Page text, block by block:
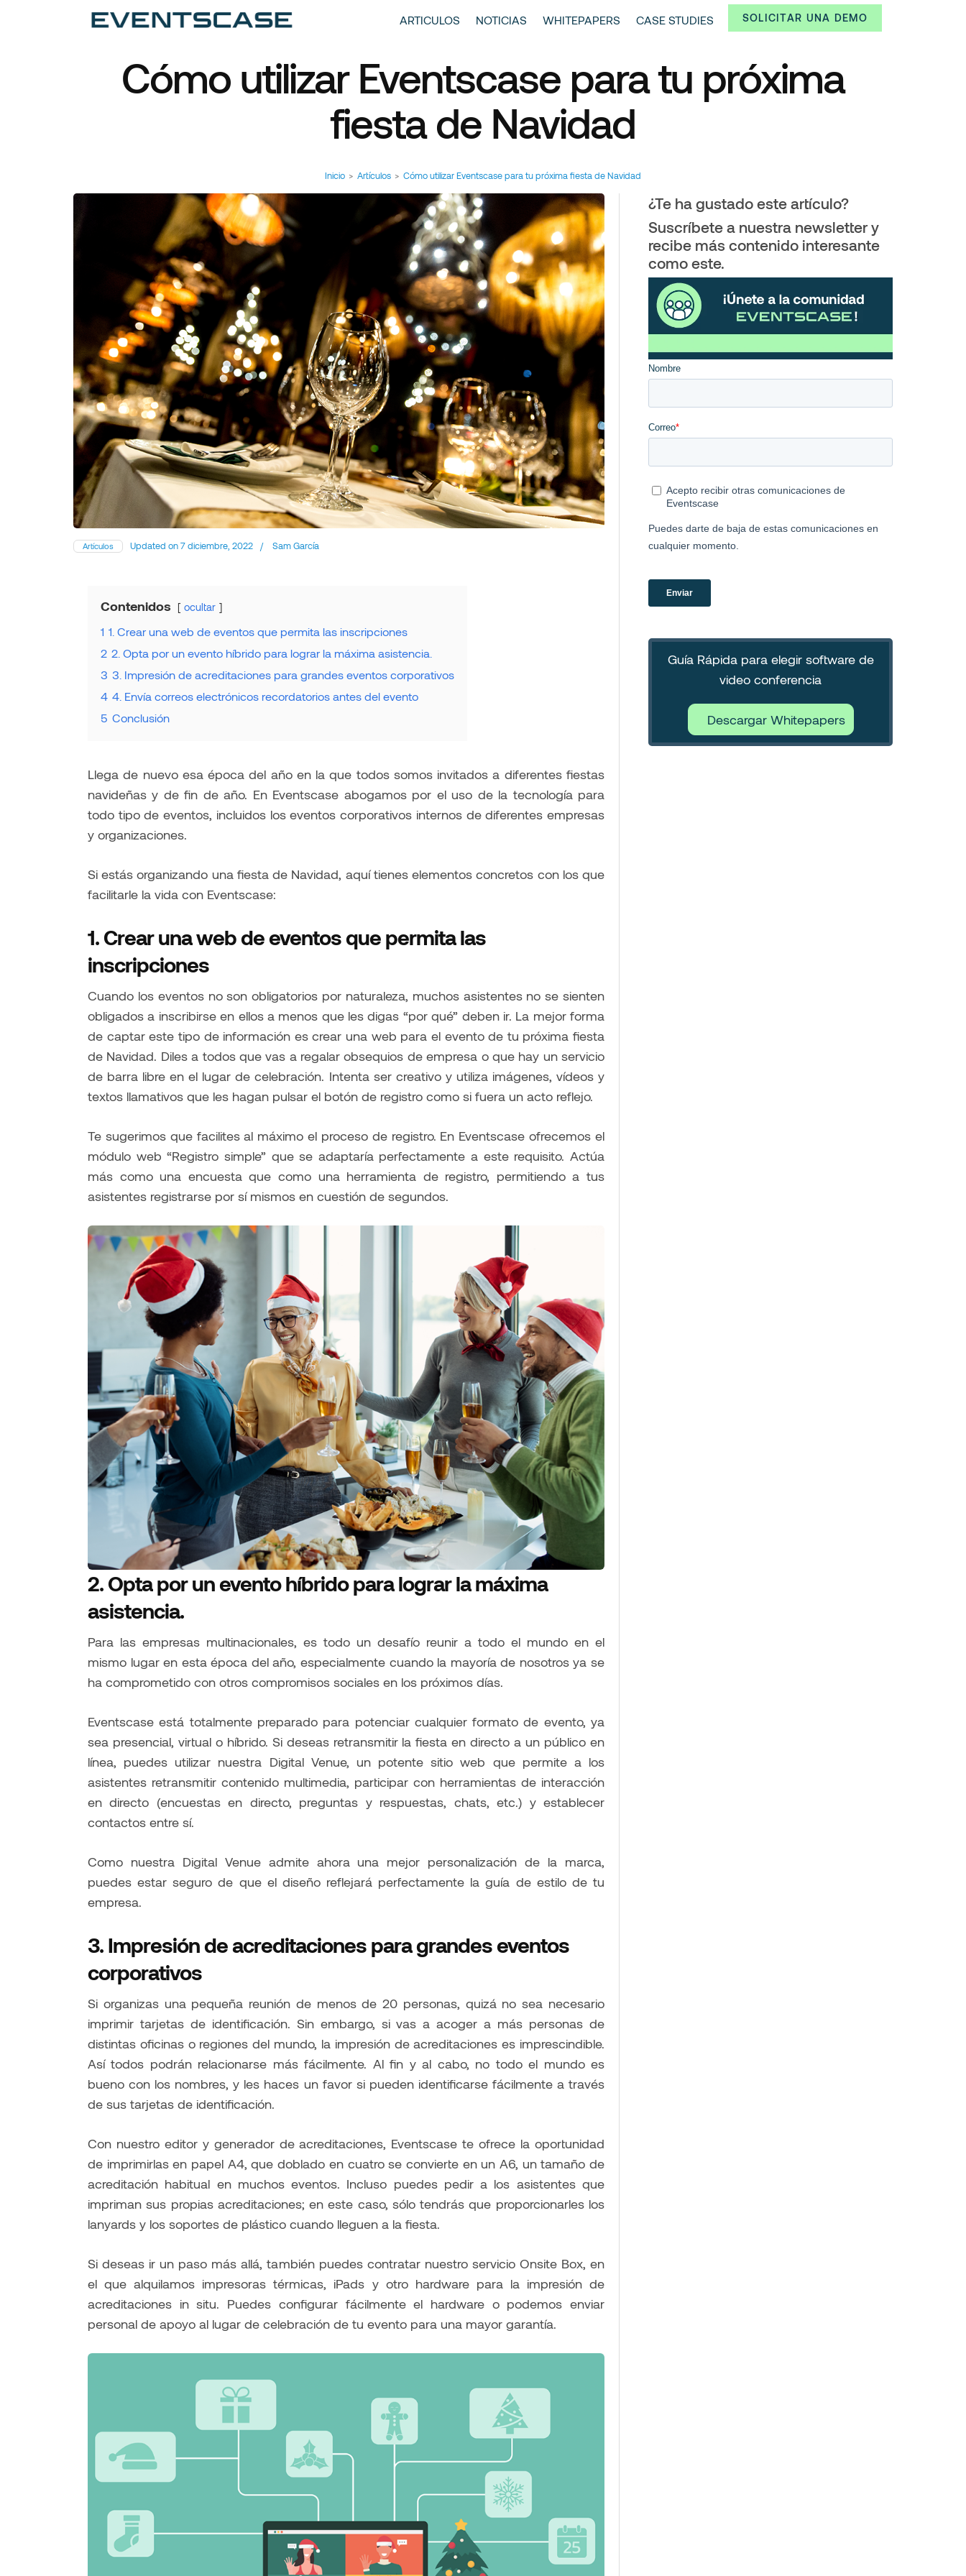
Eventscase | Always Aiming Higher
Artículos y Noticias SOLICITAR UNA DEMO
ARTICULOS NOTICIAS WHITEPAPERS CASE STUDIES
Cómo utilizar Eventscase para tu próxima
fiesta de Navidad
Inicio > Artículos > Cómo utilizar Eventscase para tu próxima fiesta de Navidad
Artículos Updated on7 diciembre, 2022 / Sam García
Contenidos ocultar
1 1. Crear una web de eventos que permita las inscripciones
2 2. Opta por un evento híbrido para lograr la máxima asistencia.
3 3. Impresión de acreditaciones para grandes eventos corporativos
4 4. Envía correos electrónicos recordatorios antes del evento
5 Conclusión
Llega de nuevo esa época del año en la que todos somos invitados a diferentes fiestas
navideñas y de fin de año. En Eventscase abogamos por el uso de la tecnología para
todo tipo de eventos, incluidos los eventos corporativos internos de diferentes empresas
y organizaciones.
Si estás organizando una fiesta de Navidad, aquí tienes elementos concretos con los que
facilitarle la vida con Eventscase:
1. Crear una web de eventos que permita las
inscripciones
Cuando los eventos no son obligatorios por naturaleza, muchos asistentes no se sienten
obligados a inscribirse en ellos a menos que les digas “por qué” deben ir. La mejor forma
de captar este tipo de información es crear una web para el evento de tu próxima fiesta
de Navidad. Diles a todos que vas a regalar obsequios de empresa o que hay un servicio
de barra libre en el lugar de celebración. Intenta ser creativo y utiliza imágenes, vídeos y
textos llamativos que les hagan pulsar el botón de registro como si fuera un acto reflejo.
Te sugerimos que facilites al máximo el proceso de registro. En Eventscase ofrecemos el
módulo web “Registro simple” que se adaptaría perfectamente a este requisito. Actúa
más como una encuesta que como una herramienta de registro, permitiendo a tus
asistentes registrarse por sí mismos en cuestión de segundos.
2. Opta por un evento híbrido para lograr la máxima
asistencia.
Para las empresas multinacionales, es todo un desafío reunir a todo el mundo en el
mismo lugar en esta época del año, especialmente cuando la mayoría de nosotros ya se
ha comprometido con otros compromisos sociales en los próximos días.
Eventscase está totalmente preparado para potenciar cualquier formato de evento, ya
sea presencial, virtual o híbrido. Si deseas retransmitir la fiesta en directo a un público en
línea, puedes utilizar nuestra Digital Venue, un potente sitio web que permite a los
asistentes retransmitir contenido multimedia, participar con herramientas de interacción
en directo (encuestas en directo, preguntas y respuestas, chats, etc.) y establecer
contactos entre sí.
Como nuestra Digital Venue admite ahora una mejor personalización de la marca,
puedes estar seguro de que el diseño reflejará perfectamente la guía de estilo de tu
empresa.
3. Impresión de acreditaciones para grandes eventos
corporativos
Si organizas una pequeña reunión de menos de 20 personas, quizá no sea necesario
imprimir tarjetas de identificación. Sin embargo, si vas a acoger a más personas de
distintas oficinas o regiones del mundo, la impresión de acreditaciones es imprescindible.
Así todos podrán relacionarse más fácilmente. Al fin y al cabo, no todo el mundo es
bueno con los nombres, y les haces un favor si pueden identificarse fácilmente a través
de sus tarjetas de identificación.
Con nuestro editor y generador de acreditaciones, Eventscase te ofrece la oportunidad
de imprimirlas en papel A4, que doblado en cuatro se convierte en un A6, un tamaño de
acreditación habitual en muchos eventos. Incluso puedes pedir a los asistentes que
impriman sus propias acreditaciones; en este caso, sólo tendrás que proporcionarles los
lanyards y los soportes de plástico cuando lleguen a la fiesta.
Si deseas ir un paso más allá, también puedes contratar nuestro servicio Onsite Box, en
el que alquilamos impresoras térmicas, iPads y otro hardware para la impresión de
acreditaciones in situ. Puedes configurar fácilmente el hardware o podemos enviar
personal de apoyo al lugar de celebración de tu evento para una mayor garantía.
¿Te ha gustado este artículo?
Suscríbete a nuestra newsletter y
recibe más contenido interesante
como este.
Guía Rápida para elegir software de
video conferencia
Descargar Whitepapers